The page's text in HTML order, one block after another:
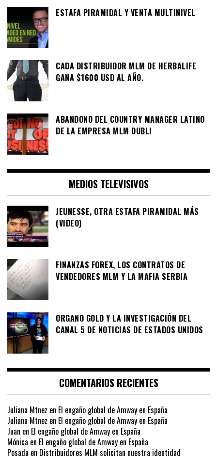
ESTAFA PIRAMIDAL Y VENTA MULTINIVEL
CADA DISTRIBUIDOR MLM DE HERBALIFE
GANA $1600 USD AL AÑO.
ABANDONO DEL COUNTRY MANAGER LATINO
DE LA EMPRESA MLM DUBLI
MEDIOS TELEVISIVOS
JEUNESSE, OTRA ESTAFA PIRAMIDAL MÁS
(VIDEO)
FINANZAS FOREX, LOS CONTRATOS DE
VENDEDORES MLM Y LA MAFIA SERBIA
ORGANO GOLD Y LA INVESTIGACIÓN DEL
CANAL 5 DE NOTICIAS DE ESTADOS UNIDOS
COMENTARIOS RECIENTES
Juliana Mtnez en El engaño global de Amway en España
Juliana Mtnez en El engaño global de Amway en España
Juan en El engaño global de Amway en España
Mónica en El engaño global de Amway en España
Posada en Distribuidores MLM solicitan nuestra identidad